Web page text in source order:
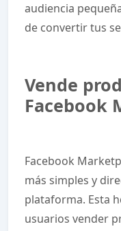
audiencia
de convertir tus
Vende
Facebook
Facebook
más simples y
plataforma. Esta
usuarios vender